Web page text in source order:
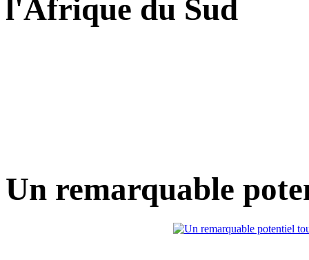
l'Afrique du Sud
Un remarquable